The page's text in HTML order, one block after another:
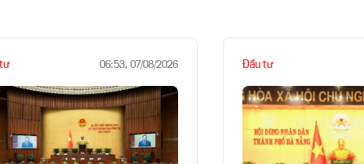
06:53, 07/08/2026 Đầu tư